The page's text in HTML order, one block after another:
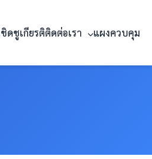
ดชูเกียรติติดต่อเรา แผงควบคุม